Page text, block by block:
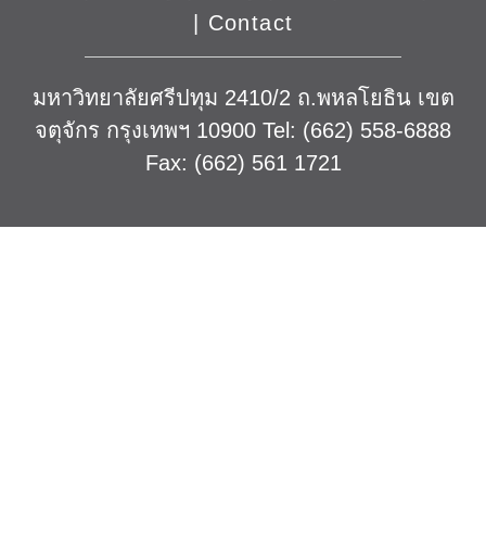
| Contact
มหาวิทยาลัยศรีปทุม 2410/2 ถ.พหลโยธิน เขต
จตุจักร กรุงเทพฯ 10900 Tel: (662) 558-6888
Fax: (662) 561 1721